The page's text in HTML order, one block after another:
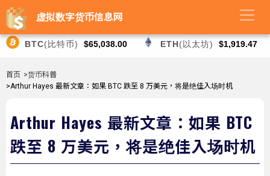
虚拟数字货币信息网
BTC(比特币) $65,038.00 ETH(以太坊) $1,919.47
首页 >货币科普
>Arthur Hayes 最新文章：如果 BTC 跌至 8 万美元，将是绝佳入场时机
Arthur Hayes 最新文章：如果 BTC
跌至 8 万美元，将是绝佳入场时机